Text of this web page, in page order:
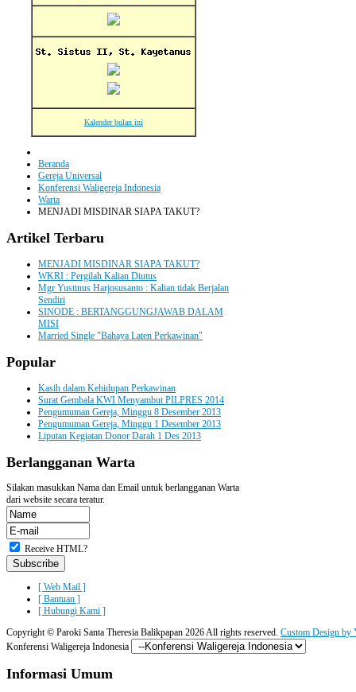
Kalender bulan ini
Beranda
Gereja Universal
Konferensi Waligereja Indonesia
Warta
MENJADI MISDINAR SIAPA TAKUT?
Artikel Terbaru
MENJADI MISDINAR SIAPA TAKUT?
WKRI : Pergilah Kalian Diutus
Mgr Yustinus Harjosusanto : Kalian tidak Berjalan
Sendiri
SINODE : BERTANGGUNGJAWAB DALAM
MISI
Married Single "Bahaya Laten Perkawinan"
Popular
Kasih dalam Kehidupan Perkawinan
Surat Gembala KWI Menyambut PILPRES 2014
Pengumuman Gereja, Minggu 8 Desember 2013
Pengumuman Gereja, Minggu 1 Desember 2013
Liputan Kegiatan Donor Darah 1 Des 2013
Berlangganan Warta
Silakan masukkan Nama dan Email untuk berlangganan Warta
dari website secara teratur.
Receive HTML?
[ Web Mail ]
[ Bantuan ]
[ Hubungi Kami ]
Copyright © Paroki Santa Theresia Balikpapan 2026 All rights reserved. Custom Design by
Konferensi Waligereja Indonesia
Informasi Umum